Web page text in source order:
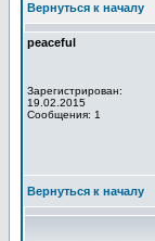
Вернуться к началу
peaceful
Зарегистрирован:
19.02.2015
Сообщения: 1
Вернуться к началу